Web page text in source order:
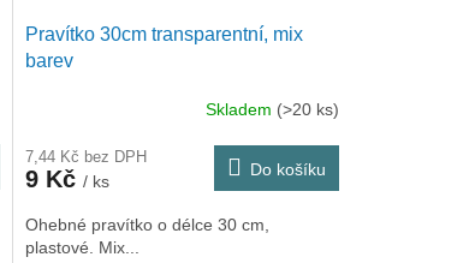
Pravítko 30cm transparentní, mix
barev
Skladem (>20 ks)
7,44 Kč bez DPH
9 Kč / ks
Do košíku
Ohebné pravítko o délce 30 cm,
plastové. Mix...